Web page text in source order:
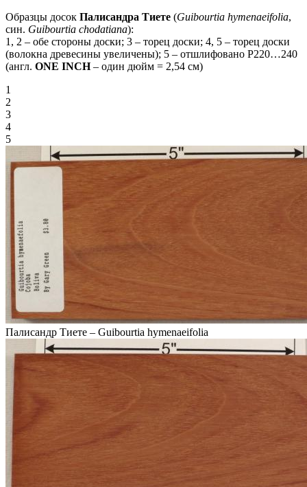
Образцы досок Палисандра Тиете (Guibourtia hymenaeifolia,
син. Guibourtia chodatiana):
1, 2 – обе стороны доски; 3 – торец доски; 4, 5 – торец доски
(волокна древесины увеличены); 5 – отшлифовано P220…240
(англ. ONE INCH– один дюйм = 2,54 см)
1
2
3
4
5
Палисандр Тиете – Guibourtia hymenaeifolia